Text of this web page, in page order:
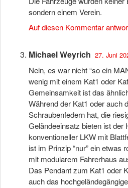
sondern einem Verein.
Auf diesen Kommentar
Michael Weyrich 27. Juni
Nein, es war nicht “so ein
wenig mit einem Kat1 oder
Gemeinsamkeit ist das
Während der Kat1 oder auch
Schraubenfedern hat, die
Geländeeinsatz bieten ist der
konventioneller LKW mit
ist im Prinzip “nur” ein etwas
mit modularem Fahrerhaus
Das Pendant zum Kat1 oder
auch das